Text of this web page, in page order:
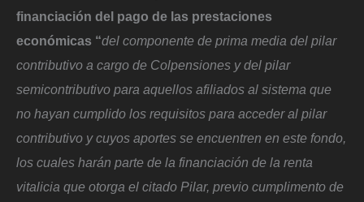
financiación del pago de las prestaciones
económicas “del componente de prima media del pilar
contributivo a cargo de Colpensiones y del pilar
semicontributivo para aquellos afiliados al sistema que
no hayan cumplido los requisitos para acceder al pilar
contributivo y cuyos aportes se encuentren en este fondo,
los cuales harán parte de la financiación de la renta
vitalicia que otorga el citado Pilar, previo cumplimento de